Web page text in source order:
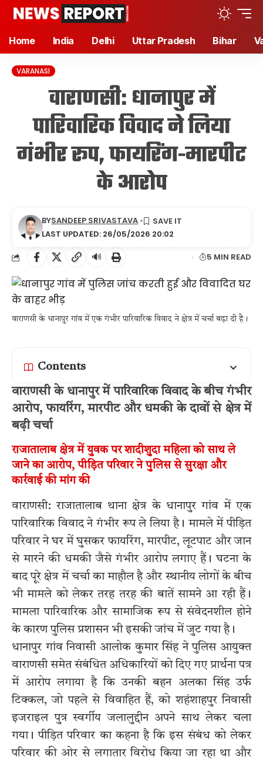
Home India Delhi Uttar Pradesh Bihar
VARANASI
वाराणसी: धानापुर में
पारिवारिक विवाद ने लिया
गंभीर रूप, फायरिंग-मारपीट
के आरोप
LAST UPDATED: 26/05/2026 20:02
BYSANDEEP SRIVASTAVA
🔊 5 MIN READ
वाराणसी के धानापुर गांव में एक गंभीर पारिवारिक विवाद ने क्षेत्र में चर्चा बढ़ा दी है।
Contents
वाराणसी के धानापुर में पारिवारिक विवाद के बीच गंभीर
आरोप, फायरिंग, मारपीट और धमकी के दावों से क्षेत्र में
बढ़ी चर्चा
राजातालाब क्षेत्र में युवक पर शादीशुदा महिला को साथ ले
जाने का आरोप, पीड़ित परिवार ने पुलिस से सुरक्षा और
कार्रवाई की मांग की
वाराणसी: राजातालाब थाना क्षेत्र के धानापुर गांव में एक
पारिवारिक विवाद ने गंभीर रूप ले लिया है। मामले में पीड़ित
परिवार ने घर में घुसकर फायरिंग, मारपीट, लूटपाट और जान
से मारने की धमकी जैसे गंभीर आरोप लगाए हैं। घटना के
बाद पूरे क्षेत्र में चर्चा का माहौल है और स्थानीय लोगों के बीच
भी मामले को लेकर तरह तरह की बातें सामने आ रही हैं।
मामला पारिवारिक और सामाजिक रूप से संवेदनशील होने
के कारण पुलिस प्रशासन भी इसकी जांच में जुट गया है।
धानापुर गांव निवासी आलोक कुमार सिंह ने पुलिस आयुक्त
वाराणसी समेत संबंधित अधिकारियों को दिए गए प्रार्थना पत्र
में आरोप लगाया है कि उनकी बहन अलका सिंह उर्फ
टिक्कल, जो पहले से विवाहित हैं, को शहंशाहपुर निवासी
इजराइल पुत्र स्वर्गीय जलालुद्दीन अपने साथ लेकर चला
गया। पीड़ित परिवार का कहना है कि इस संबंध को लेकर
परिवार की ओर से लगातार विरोध किया जा रहा था और